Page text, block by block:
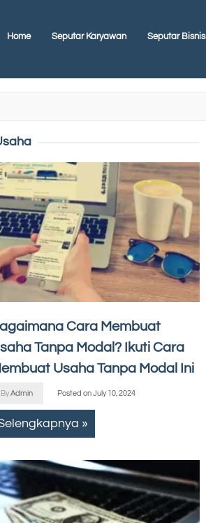
Home Seputar Karyawan Seputar Bisnis
Cara Membuat
Tanpa Modal? Ikuti Cara
Usaha Tanpa Modal Ini
ByAdmin Posted onJuly 10, 2024
»